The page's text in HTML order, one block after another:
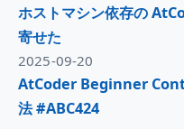
ホストマシン依存の
寄せた
2025-09-20
AtCoder Beginner
法 #ABC424